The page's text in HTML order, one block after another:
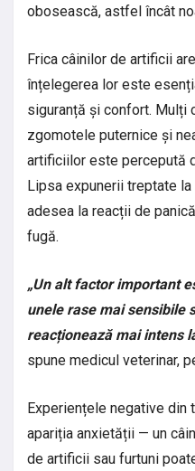
obosească, astfel încât
Frica câinilor de artificii
înțelegerea lor este
siguranță și confort. Mulți
zgomotele puternice și
artificiilor este percepută
Lipsa expunerii treptate
adesea la reacții de
fugă.
„Un alt factor important
unele rase mai sensibile
reacționează mai intens
spune medicul veterinar,
Experiențele negative din
apariția anxietății — un
de artificii sau furtuni